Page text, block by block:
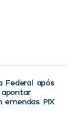
Federal após
emendas PIX